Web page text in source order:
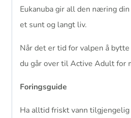
Eukanuba gir all den næring
et sunt og langt liv.
Når det er tid for valpen å
du går over til Active Adult for
Foringsguide
Ha alltid friskt vann